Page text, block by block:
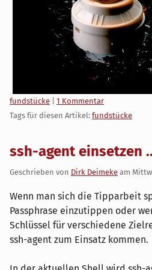
Kategorien:
fundstücke
1 Kommentar
Tags für diesen Artikel: fundstücke
ssh-agent einsetzen
Geschrieben von Dirk Deimeke am
Wenn man sich die Tipparbeit
Passphrase einzutippen oder
Schlüssel für verschiedene
ssh-agent zum Einsatz kommen.